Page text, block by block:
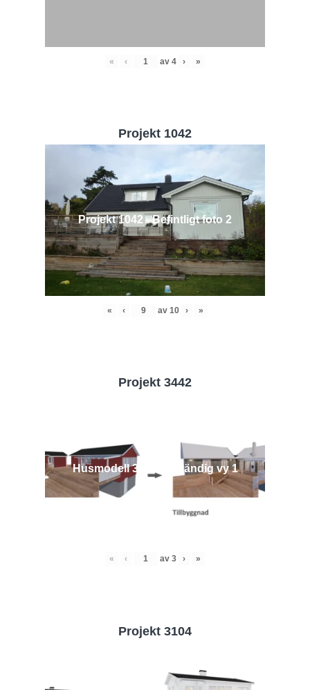
« ‹ av 4 › »
Projekt 1042
Projekt 1042 - Befintligt foto 2
« ‹ av 10 › »
Projekt 3442
Husmodell 3442 - Utvändig vy 1
« ‹ av 3 › »
Projekt 3104